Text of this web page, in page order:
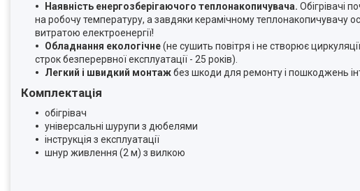
Наявність енергозберігаючого теплонакопичувача. Обігрівачі
на робочу температуру, а завдяки керамічному
витратою електроенергії!
Обладнання екологічне(не сушить повітря і не створює
строк безперервної експлуатації - 25 років).
Легкий і швидкий монтажбез шкоди для ремонту і пошкоджень
Комплектація
обігрівач
універсальні шурупи з дюбелями
інструкція з експлуатації
шнур живлення (2 м) з вилкою